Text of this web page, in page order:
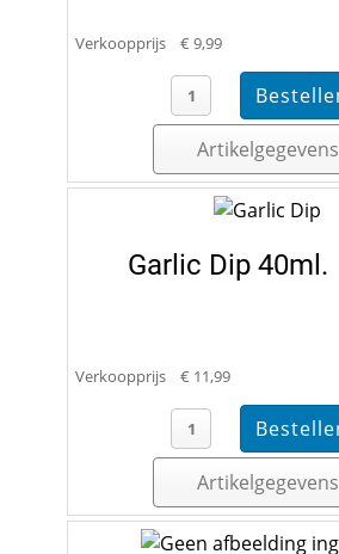
Verkoopprijs € 9,99
Artikelgegevens
Garlic Dip 40ml.
Verkoopprijs € 11,99
Artikelgegevens